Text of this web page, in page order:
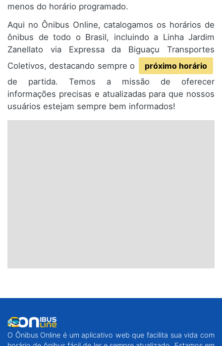
menos do horário programado.
Aqui no Ônibus Online, catalogamos os horários de
ônibus de todo o Brasil, incluindo a Linha Jardim
Zanellato via Expressa da Biguaçu Transportes
Coletivos, destacando sempre o
próximo horário
de partida. Temos a missão de oferecer
informações precisas e atualizadas para que nossos
usuários estejam sempre bem informados!
O Ônibus Online é um aplicativo web que facilita sua vida com